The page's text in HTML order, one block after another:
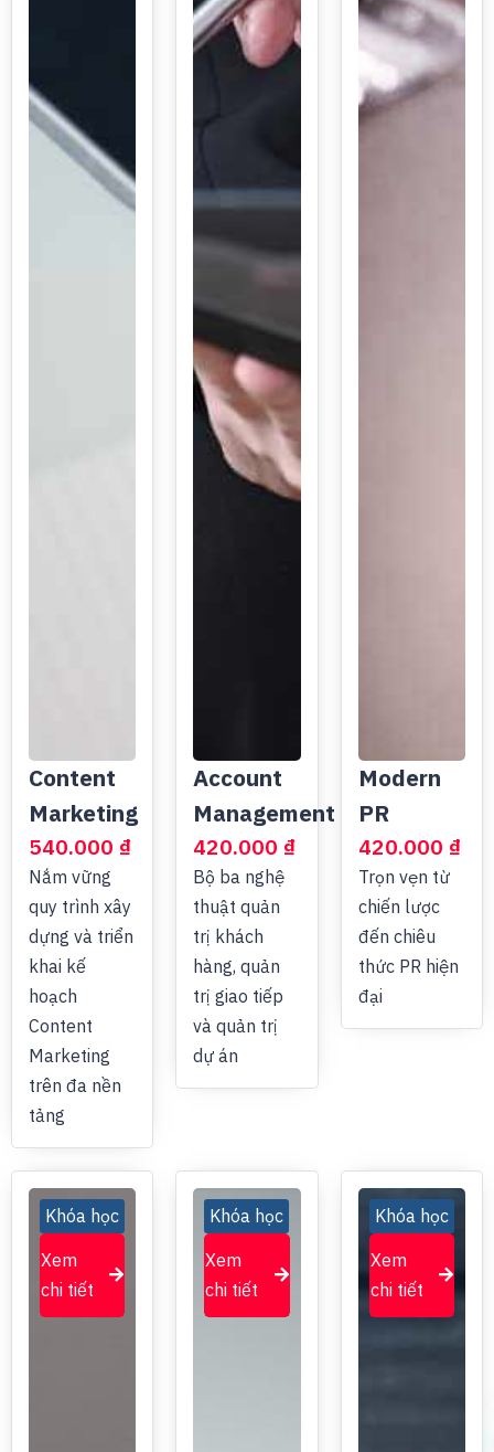
Content
Marketing
540.000 ₫
Nắm vững
quy trình xây
dựng và triển
khai kế
hoạch
Content
Marketing
trên đa nền
tảng
Account
Management
420.000 ₫
Bộ ba nghệ
thuật quản
trị khách
hàng, quản
trị giao tiếp
và quản trị
dự án
Modern
PR
420.000 ₫
Trọn vẹn từ
chiến lược
đến chiêu
thức PR hiện
đại
Khóa học
Xem
chi tiết
Khóa học
Xem
chi tiết
Khóa học
Xem
chi tiết